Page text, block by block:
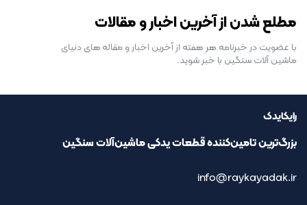
مطلع شدن از آخرین اخبار و مقالات
با عضویت در خبرنامه هر هفته از آخرین اخبار و مقاله های دنیای
ماشین آلات سنگین با خبر شوید.
رایکایدک
بزرگ‌ترین تامین‌کننده قطعات یدکی ماشین‌آلات سنگین
info@raykayadak.ir